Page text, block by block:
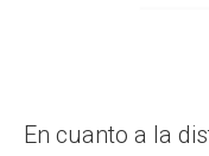
En cuanto a la